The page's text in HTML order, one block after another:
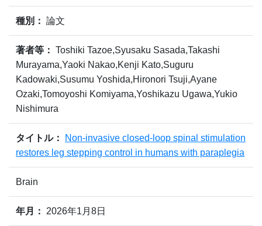
種別： 論文
著者等： Toshiki Tazoe,Syusaku Sasada,Takashi
Murayama,Yaoki Nakao,Kenji Kato,Suguru
Kadowaki,Susumu Yoshida,Hironori Tsuji,Ayane
Ozaki,Tomoyoshi Komiyama,Yoshikazu Ugawa,Yukio
Nishimura
タイトル：
Non-invasive closed-loop spinal stimulation
restores leg stepping control in humans with paraplegia
Brain
年月： 2026年1月8日